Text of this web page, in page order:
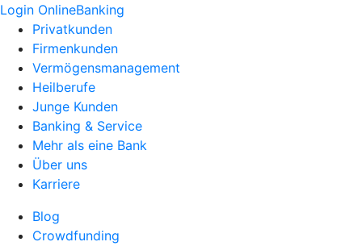
Login OnlineBanking
Privatkunden
Firmenkunden
Vermögensmanagement
Heilberufe
Junge Kunden
Banking & Service
Mehr als eine Bank
Über uns
Karriere
Blog
Crowdfunding